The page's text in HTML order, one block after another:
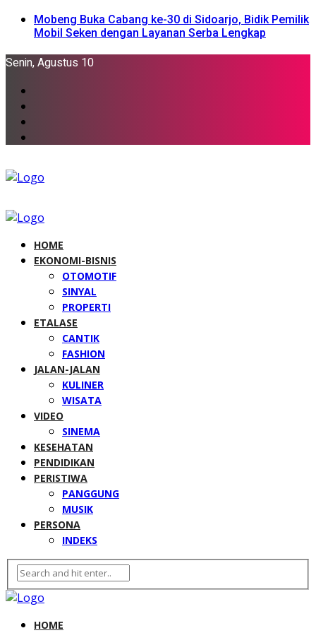
Mobeng Buka Cabang ke-30 di Sidoarjo, Bidik Pemilik
Mobil Seken dengan Layanan Serba Lengkap
Senin, Agustus 10
HOME
EKONOMI-BISNIS
OTOMOTIF
SINYAL
PROPERTI
ETALASE
CANTIK
FASHION
JALAN-JALAN
KULINER
WISATA
VIDEO
SINEMA
KESEHATAN
PENDIDIKAN
PERISTIWA
PANGGUNG
MUSIK
PERSONA
INDEKS
HOME